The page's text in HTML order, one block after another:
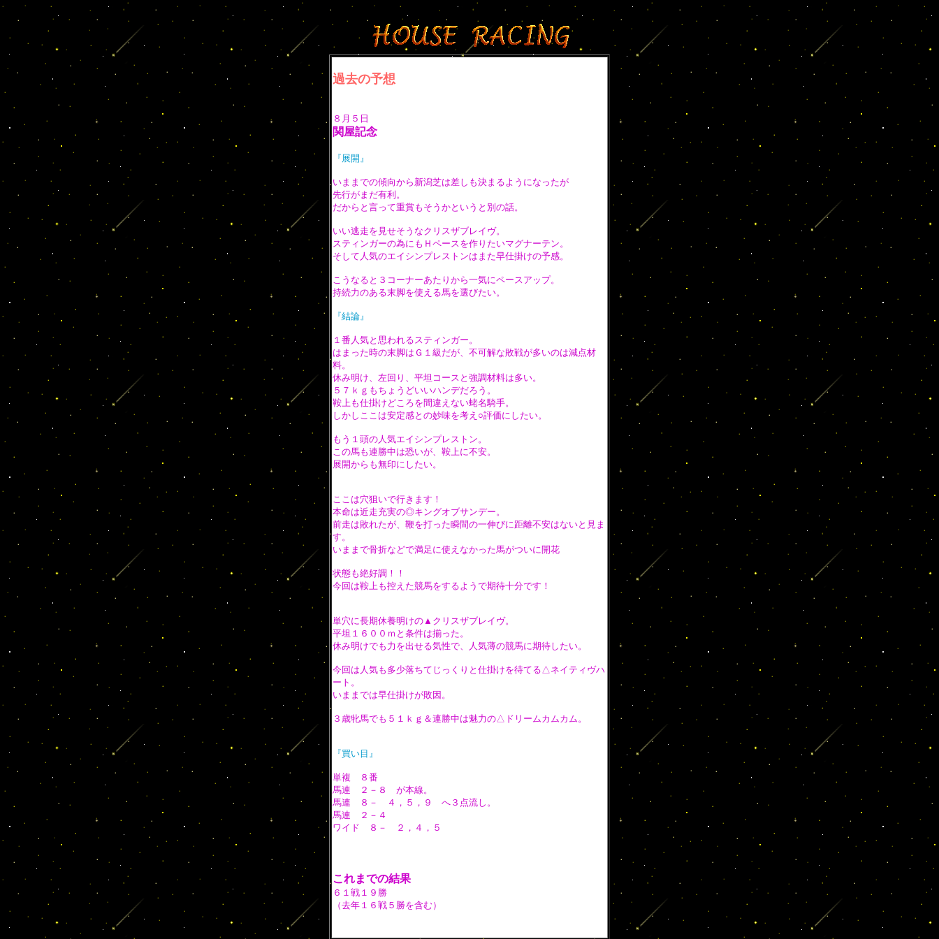
過去の予想
８月５日
関屋記念
『展開』
いままでの傾向から新潟芝は差しも決まるようになったが
先行がまだ有利。
だからと言って重賞もそうかというと別の話。
いい逃走を見せそうなクリスザブレイヴ。
スティンガーの為にもＨペースを作りたいマグナーテン。
そして人気のエイシンプレストンはまた早仕掛けの予感。
こうなると３コーナーあたりから一気にペースアップ。
持続力のある末脚を使える馬を選びたい。
『結論』
１番人気と思われるスティンガー。
はまった時の末脚はＧ１級だが、不可解な敗戦が多いのは減点材
料。
休み明け、左回り、平坦コースと強調材料は多い。
５７ｋｇもちょうどいいハンデだろう。
鞍上も仕掛けどころを間違えない蛯名騎手。
しかしここは安定感との妙味を考え○評価にしたい。
もう１頭の人気エイシンプレストン。
この馬も連勝中は恐いが、鞍上に不安。
展開からも無印にしたい。
ここは穴狙いで行きます！
本命は近走充実の◎キングオブサンデー。
前走は敗れたが、鞭を打った瞬間の一伸びに距離不安はないと見ま
す。
いままで骨折などで満足に使えなかった馬がついに開花
状態も絶好調！！
今回は鞍上も控えた競馬をするようで期待十分です！
単穴に長期休養明けの▲クリスザブレイヴ。
平坦１６００ｍと条件は揃った。
休み明けでも力を出せる気性で、人気薄の競馬に期待したい。
今回は人気も多少落ちてじっくりと仕掛けを待てる△ネイティヴハ
ート。
いままでは早仕掛けが敗因。
３歳牝馬でも５１ｋｇ＆連勝中は魅力の△ドリームカムカム。
『買い目』
単複 ８番
馬連 ２－８ が本線。
馬連 ８－ ４，５，９ へ３点流し。
馬連 ２－４
ワイド ８－ ２，４，５
これまでの結果
６１戦１９勝
（去年１６戦５勝を含む）